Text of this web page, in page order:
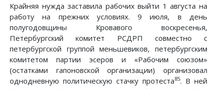
Крайняя нужда заставила рабочих выйти 1 августа на
работу на прежних условиях. 9 июля, в день
полугодовщины Кровавого воскресенья,
Петербургский комитет РСДРП совместно с
петербургской группой меньшевиков, петербургским
комитетом партии эсеров и «Рабочим союзом»
(остатками гапоновской организации) организовал
однодневную политическую стачку протеста85. В ней